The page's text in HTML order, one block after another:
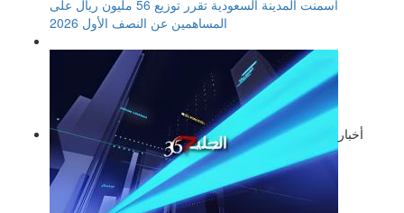
أسمنت المدينة السعودية تقرر توزيع 56 مليون ريال على
المساهمين عن النصف الأول 2026
أخبار